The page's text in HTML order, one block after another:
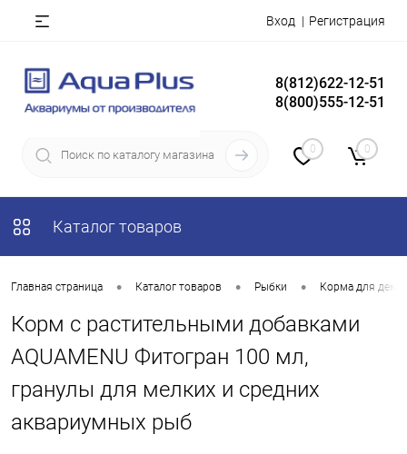
Вход Регистрация
8(812)622-12-51
8(800)555-12-51
0 0
Каталог товаров
Главная страница • Каталог товаров • Рыбки • Корма для
Корм с растительными добавками
AQUAMENU Фитогран 100 мл,
гранулы для мелких и средних
аквариумных рыб